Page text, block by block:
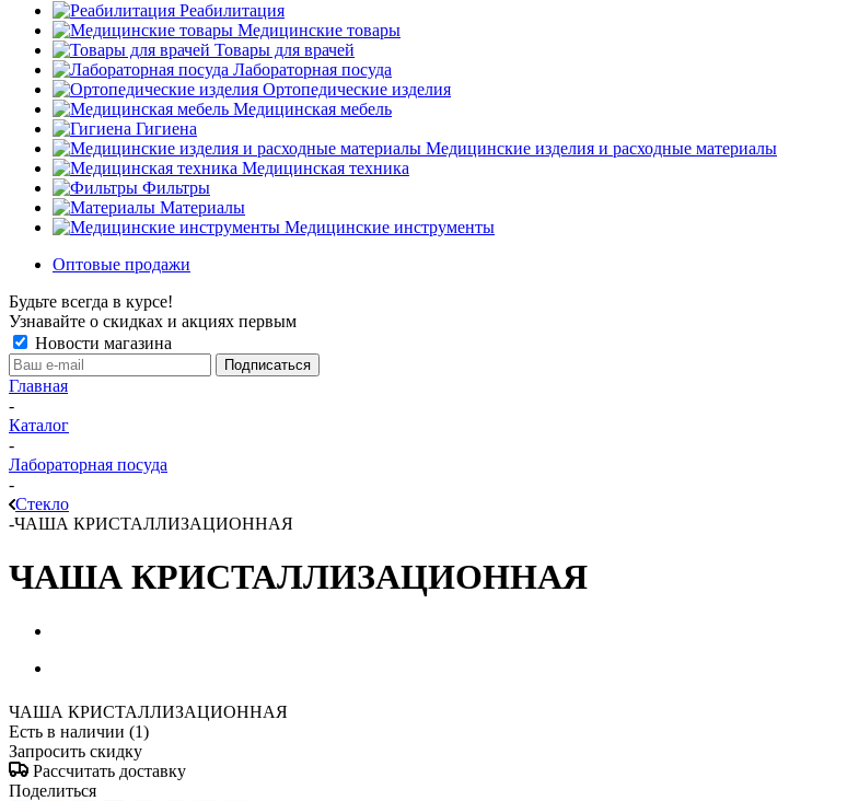
Реабилитация
Медицинские товары
Товары для врачей
Лабораторная посуда
Ортопедические изделия
Медицинская мебель
Гигиена
Медицинские изделия и расходные материалы
Медицинская техника
Фильтры
Материалы
Медицинские инструменты
Оптовые продажи
Будьте всегда в курсе!
Узнавайте о скидках и акциях первым
Новости магазина
Главная
-
Каталог
-
Лабораторная посуда
-
Стекло
-ЧАША КРИСТАЛЛИЗАЦИОННАЯ
ЧАША КРИСТАЛЛИЗАЦИОННАЯ
ЧАША КРИСТАЛЛИЗАЦИОННАЯ
Есть в наличии (1)
Запросить скидку
Рассчитать доставку
Поделиться